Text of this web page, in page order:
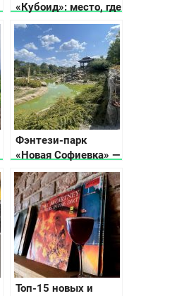
«Кубоид»: место, где
числа оживают
Фэнтези-парк
«Новая Софиевка» —
место красоты и
гармонии
Топ-15 новых и